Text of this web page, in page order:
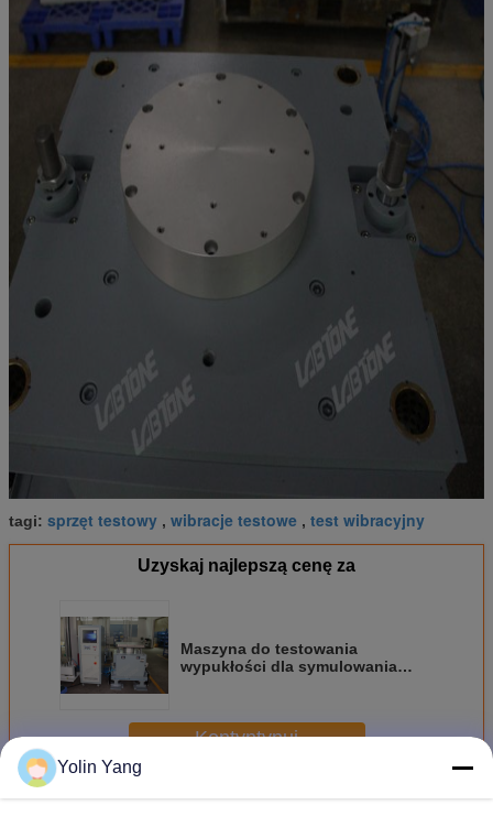
tagi: sprzęt testowy , wibracje testowe , test wibracyjny
Uzyskaj najlepszą cenę za
Maszyna do testowania
wypukłości dla symulowania
Kontyntynuj
JeszczeBump Test Machine
Yolin Yang